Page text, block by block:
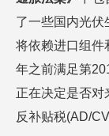
了一些国内光伏
将依赖进口组件
年之前满足第
正在决定是否对
反补贴税(AD/